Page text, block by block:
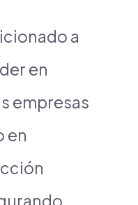
a
en
empresas
en